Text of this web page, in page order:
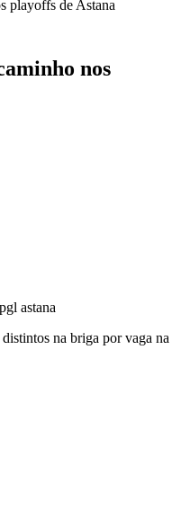
nos
pgl astana
na briga por vaga na